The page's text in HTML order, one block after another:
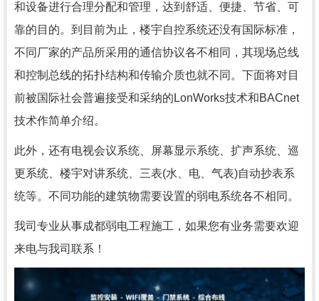
和设备进行合理分配和管理，达到舒适、便捷、节省、可
靠的目的。到目前为止，楼宇自控系统还没有国际标准，
不同厂家的产品所采用的通信协议各不相同，其现场总线
和控制总线的拓扑结构和传输介质也就不同。下面将对目
前被国际社会普遍接受和采纳的LonWorks技术和BACnet
技术作简单介绍。
此外，还有电视会议系统、屏幕显示系统、扩声系统、巡
更系统、楼宇对讲系统、三表(水、电、气表)自动抄表系
统等。不同功能的建筑物需要设置的弱电系统各不相同。
我司专业从事成都弱电工程施工，如果您有业务需要欢迎
来电与我司联系！